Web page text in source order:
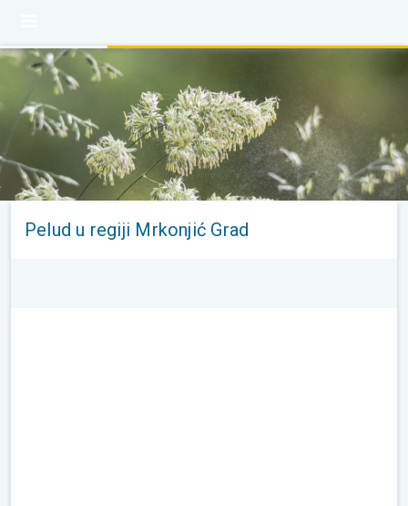
Pelud u regiji Mrkonjić Grad